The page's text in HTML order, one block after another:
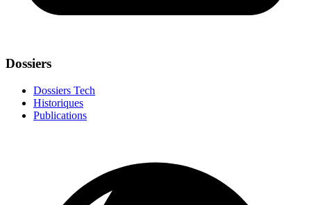
Dossiers
Dossiers Tech
Historiques
Publications